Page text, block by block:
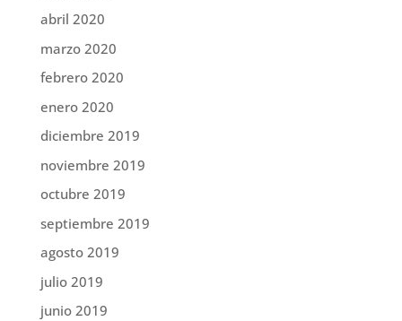
abril 2020
marzo 2020
febrero 2020
enero 2020
diciembre 2019
noviembre 2019
octubre 2019
septiembre 2019
agosto 2019
julio 2019
junio 2019